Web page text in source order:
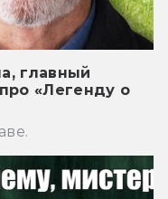
главный
«Легенду о